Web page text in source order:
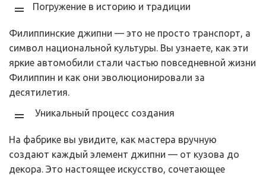
Погружение в историю и традиции
Филиппинские джипни — это не просто транспорт, а
символ национальной культуры. Вы узнаете, как эти
яркие автомобили стали частью повседневной жизни
Филиппин и как они эволюционировали за
десятилетия.
Уникальный процесс создания
На фабрике вы увидите, как мастера вручную
создают каждый элемент джипни — от кузова до
декора. Это настоящее искусство, сочетающее